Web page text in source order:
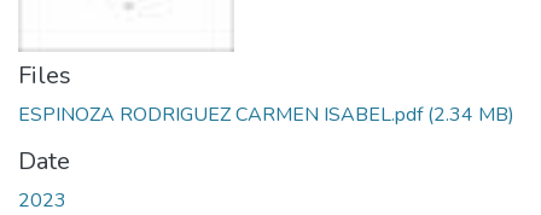
Files
ESPINOZA RODRIGUEZ CARMEN ISABEL.pdf(2.34 MB)
Date
2023